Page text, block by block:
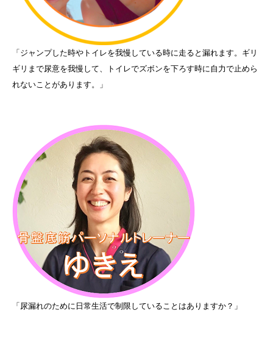
「ジャンプした時やトイレを我慢している時に走ると漏れます。ギリ
ギリまで尿意を我慢して、トイレでズボンを下ろす時に自力で止めら
れないことがあります。」
「尿漏れのために日常生活で制限していることはありますか？」